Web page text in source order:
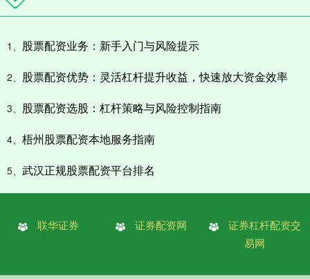
1、 股票配资业务：新手入门与风险提示
2、 股票配资优势：灵活杠杆提升收益，快速放大资金效率
3、 股票配资选股：杠杆策略与风险控制指南
4、 梧州股票配资本地服务指南
5、 武汉正规股票配资平台排名
联华证券 证券配资网
证券杠杆配资交
易网